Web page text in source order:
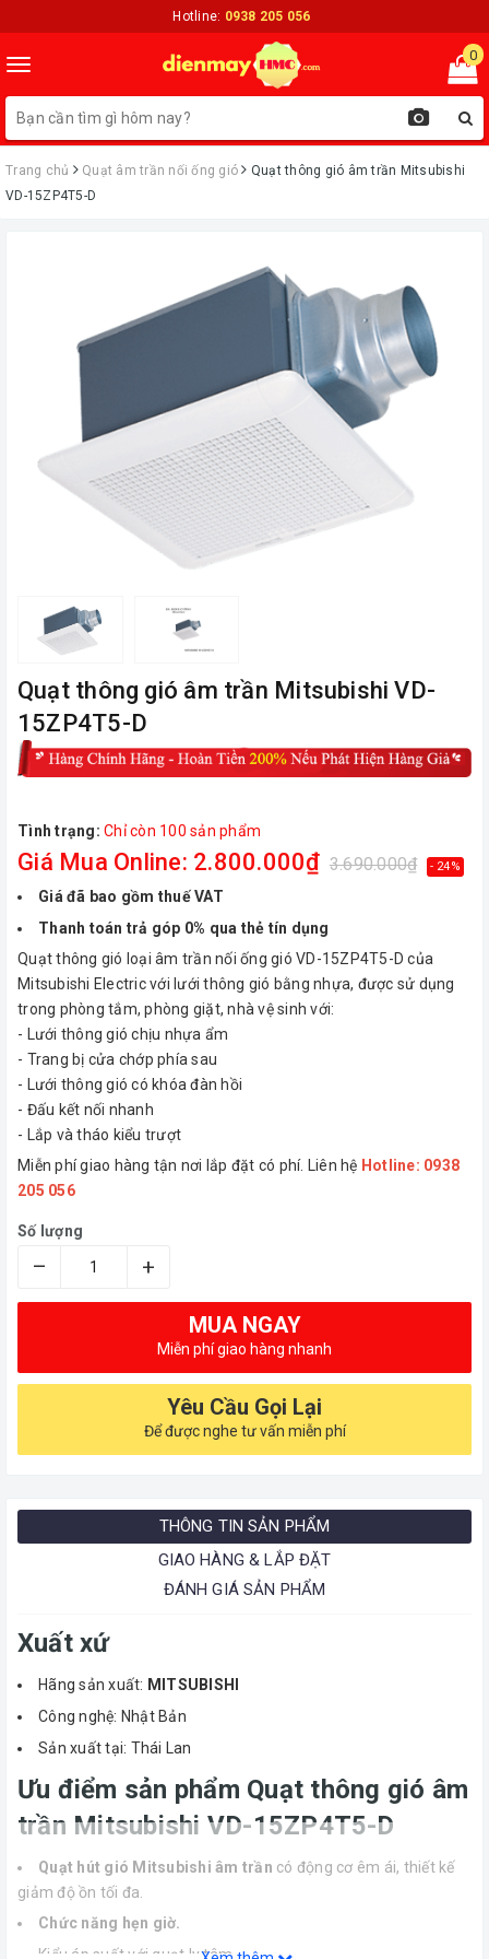
Hotline: 0938 205 056
Toggle
navigation
0
Trang chủ Quạt âm trần nối ống gió
Quạt thông gió âm trần Mitsubishi
VD-15ZP4T5-D
Quạt thông gió âm trần Mitsubishi VD-
15ZP4T5-D
Tình trạng: Chỉ còn 100 sản phẩm
Giá Mua Online: 2.800.000₫ 3.690.000₫ - 24%
Giá đã bao gồm thuế VAT
Thanh toán trả góp 0% qua thẻ tín dụng
Quạt thông gió loại âm trần nối ống gió VD-15ZP4T5-D của
Mitsubishi Electric với lưới thông gió bằng nhựa, được sử dụng
trong phòng tắm, phòng giặt, nhà vệ sinh với:
- Lưới thông gió chịu nhựa ẩm
- Trang bị cửa chớp phía sau
- Lưới thông gió có khóa đàn hồi
- Đấu kết nối nhanh
- Lắp và tháo kiểu trượt
Miễn phí giao hàng tận nơi lắp đặt có phí. Liên hệ Hotline: 0938
205 056
Số lượng
– +
MUA NGAY
Miễn phí giao hàng nhanh
Yêu Cầu Gọi Lại
Để được nghe tư vấn miễn phí
THÔNG TIN SẢN PHẨM
GIAO HÀNG & LẮP ĐẶT
ĐÁNH GIÁ SẢN PHẨM
Xuất xứ
Hãng sản xuất: MITSUBISHI
Công nghệ: Nhật Bản
Sản xuất tại: Thái Lan
Ưu điểm sản phẩm Quạt thông gió âm
trần Mitsubishi VD-15ZP4T5-D
Quạt hút gió Mitsubishi âm trần có động cơ êm ái, thiết kế
giảm độ ồn tối đa.
Chức năng hẹn giờ.
Kiểu áp suất với quạt ly tâm.